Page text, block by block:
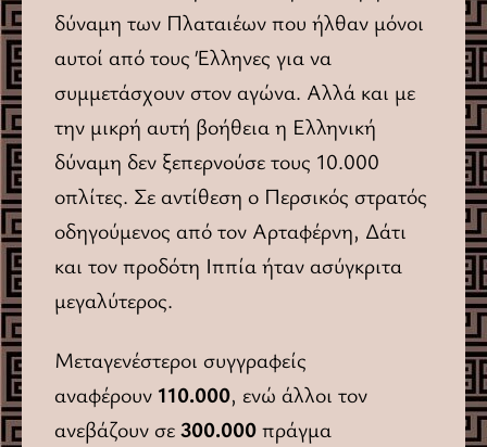
δύναμη των Πλαταιέων που ήλθαν μόνοι
αυτοί από τους Έλληνες για να
συμμετάσχουν στον αγώνα. Αλλά και με
την μικρή αυτή βοήθεια η Ελληνική
δύναμη δεν ξεπερνούσε τους 10.000
οπλίτες. Σε αντίθεση ο Περσικός στρατός
οδηγούμενος από τον Αρταφέρνη, Δάτι
και τον προδότη Ιππία ήταν ασύγκριτα
μεγαλύτερος.
Μεταγενέστεροι συγγραφείς
αναφέρουν 110.000, ενώ άλλοι τον
ανεβάζουν σε300.000πράγμα